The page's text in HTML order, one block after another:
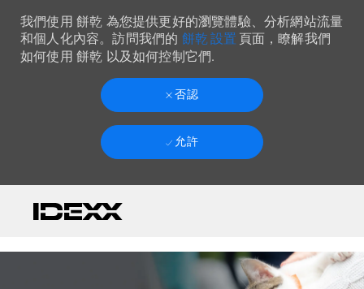
我們使用 餅乾 為您提供更好的瀏覽體驗、分析網站流量
和個人化內容。訪問我們的 餅乾 設置 頁面，瞭解我們
如何使用 餅乾 以及如何控制它們.
否認
允許